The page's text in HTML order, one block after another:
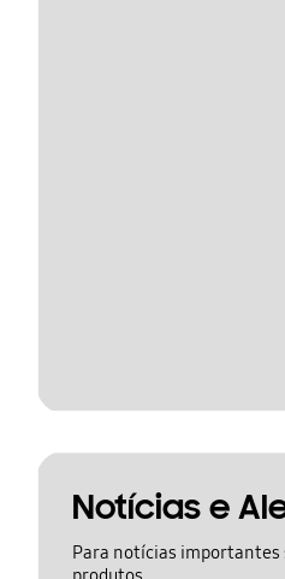
Notícias e
Para notícias importantes